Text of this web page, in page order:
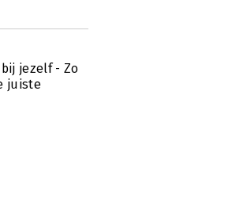
jezelf - Zo
juiste